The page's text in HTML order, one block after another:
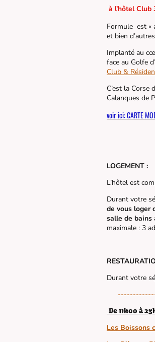
à l’hôtel
Formule est «
et bien
Implanté au
face au Golfe
Club &
C’est la
Calanques de
voir ici: CARTE
LOGEMENT :
L’hôtel est
Durant votre
de vous loger
salle de bains
maximale : 3
Durant votre
De 11h00 à
Les Boissons